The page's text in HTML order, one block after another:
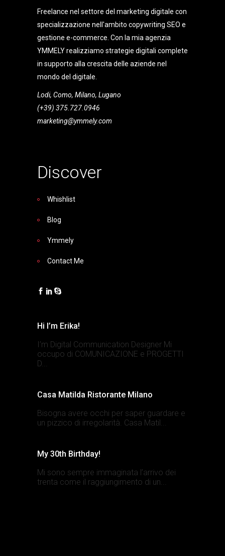
Freelance nel settore del marketing digitale con
specializzazione nell'ambito copywriting SEO e
gestione e-commerce. Con la mia agenzia
YMMELY realizziamo strategie digitali complete
in supporto alla crescita delle aziende nel
mondo del digitale.
Lodi, Como, Milano, Lugano
(+39) 375.727.0946
marketing@ymmely.com
Discover
Whishlist
Blog
Ymmely
Contact Me
Hi I’m Erika!
I’m Digital Communication Designer Mi
occupo di COMUNICAZIONE e PROGETTI
D...
Casa Matilda Ristorante Milano
Bisogna avere occhi per saper guardare e
un pizzico di irregolarità. Casa Matil...
My 30th Birthday!
Mi sono sempre immaginata l’arrivo dei
trenta come il raggiungimento di un...